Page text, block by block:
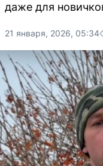
даже для
21 января, 2026, 05:34